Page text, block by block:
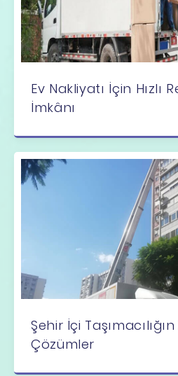
Ev Nakliyatı İçin Hızlı
İmkânı
Şehir İçi
Çözümler